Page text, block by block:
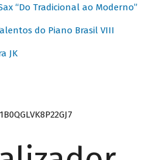
“Do Tradicional ao Moderno”
do Piano Brasil VIII
JK